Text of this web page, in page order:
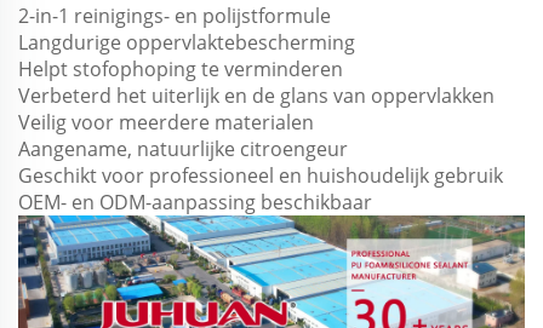
2-in-1 reinigings- en polijstformule
Langdurige oppervlaktebescherming
Helpt stofophoping te verminderen
Verbeterd het uiterlijk en de glans van oppervlakken
Veilig voor meerdere materialen
Aangename, natuurlijke citroengeur
Geschikt voor professioneel en huishoudelijk gebruik
OEM- en ODM-aanpassing beschikbaar